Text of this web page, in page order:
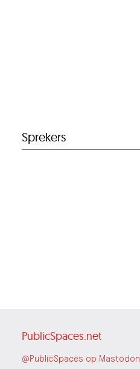
Sprekers
PublicSpaces.net
@PublicSpaces op Mastodon